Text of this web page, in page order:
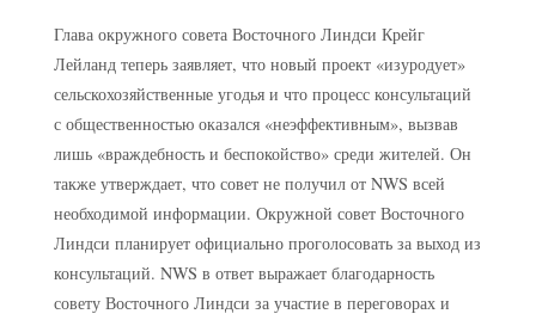
Глава окружного совета Восточного Линдси Крейг
Лейланд теперь заявляет, что новый проект «изуродует»
сельскохозяйственные угодья и что процесс консультаций
с общественностью оказался «неэффективным», вызвав
лишь «враждебность и беспокойство» среди жителей. Он
также утверждает, что совет не получил от NWS всей
необходимой информации. Окружной совет Восточного
Линдси планирует официально проголосовать за выход из
консультаций. NWS в ответ выражает благодарность
совету Восточного Линдси за участие в переговорах и